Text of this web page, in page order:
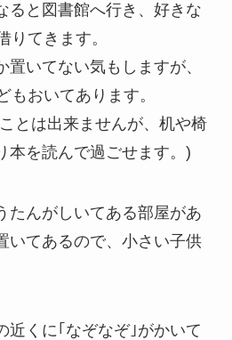
ると図書館へ行き、好きな
りてきます。
置いてない気もしますが、
もおいてあります。
とは出来ませんが、机や椅
本を読んで過ごせます。)
たんがしいてある部屋があ
いてあるので、小さい子供
近くに｢なぞなぞ｣がかいて